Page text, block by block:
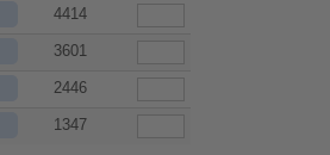
4414
3601
2446
1347